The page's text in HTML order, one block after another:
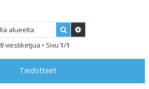
Etsi
8 viestiketjua • Sivu 1/1
Tiedotteet